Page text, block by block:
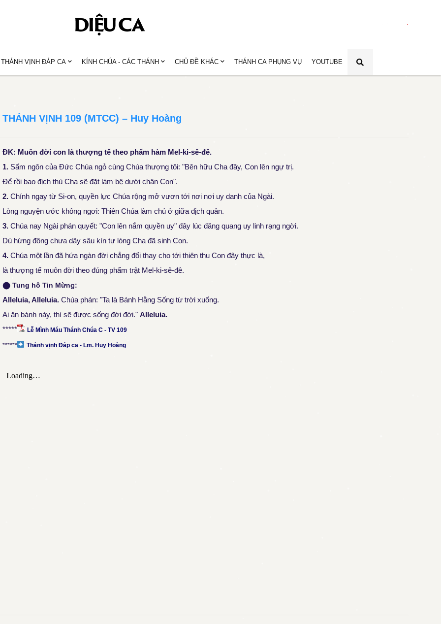
THÁNH VỊNH ĐÁP CA KÍNH CHÚA - CÁC THÁNH CHỦ ĐỀ KHÁC THÁNH CA PHỤNG VỤ YOUTUBE
THÁNH VỊNH 109 (MTCC) – Huy Hoàng
ĐK: Muôn đời con là thượng tế theo phẩm hàm Mel-ki-sê-đê.
1. Sấm ngôn của Đức Chúa ngỏ cùng Chúa thượng tôi: "Bên hữu Cha đây, Con lên ngự trị.
Để rồi bao địch thù Cha sẽ đặt làm bệ dưới chân Con".
2. Chính ngay từ Si-on, quyền lực Chúa rộng mở vươn tới nơi nơi uy danh của Ngài.
Lòng nguyện ước không ngơi: Thiên Chúa làm chủ ở giữa địch quân.
3. Chúa nay Ngài phán quyết: "Con lên nắm quyền uy" đây lúc đăng quang uy linh rạng ngời.
Dù hừng đông chưa dậy sâu kín tự lòng Cha đã sinh Con.
4. Chúa một lần đã hứa ngàn đời chẳng đổi thay cho tới thiên thu Con đây thực là,
là thượng tế muôn đời theo đúng phẩm trật Mel-ki-sê-đê.
⬤ Tung hô Tin Mừng:
Alleluia, Alleluia. Chúa phán: "Ta là Bánh Hằng Sống từ trời xuống.
Ai ăn bánh này, thì sẽ được sống đời đời." Alleluia.
*****
Lễ Mình Máu Thánh Chúa C - TV 109
****** Thánh vịnh Đáp ca - Lm. Huy Hoàng